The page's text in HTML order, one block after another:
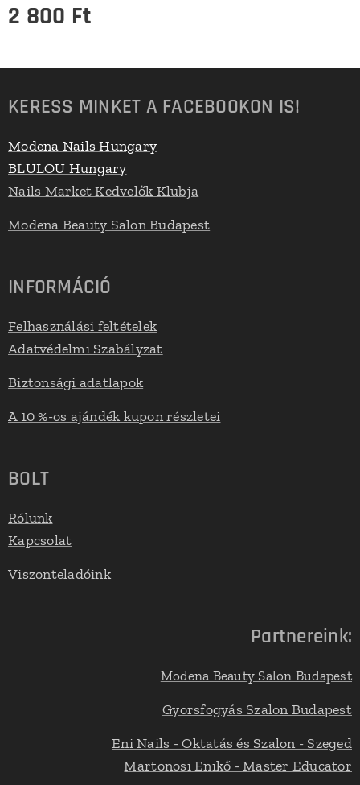
2 800 Ft
KERESS MINKET A FACEBOOKON IS!
Modena Nails Hungary
BLULOU Hungary
Nails Market Kedvelők Klubja
Modena Beauty Salon Budapest
INFORMÁCIÓ
Felhasználási feltételek
Adatvédelmi Szabályzat
Biztonsági adatlapok
A 10 %-os ajándék kupon részletei
BOLT
Rólunk
Kapcsolat
Viszonteladóink
Partnereink:
Modena Beauty Salon Budapest
Gyorsfogyás Szalon Budapest
Eni Nails - Oktatás és Szalon - Szeged
Martonosi Enikő - Master Educator